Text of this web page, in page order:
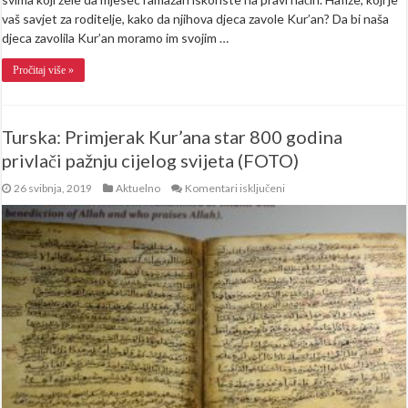
vaš savjet za roditelje, kako da njihova djeca zavole Kur’an? Da bi naša
djeca zavolila Kur’an moramo im svojim …
Pročitaj više »
Turska: Primjerak Kur’ana star 800 godina
privlači pažnju cijelog svijeta (FOTO)
26 svibnja, 2019 Aktuelno Komentari isključeni
star
800
godina
privlači
pažnju
cijelog
svijeta
(FOTO)